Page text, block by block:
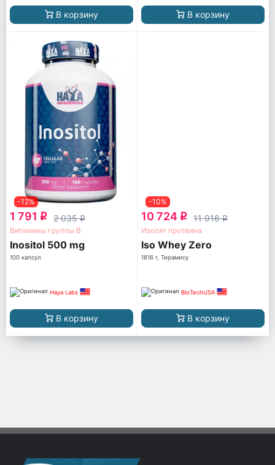
В корзину В корзину
-12%
1 791 q 2 035q
Витамины группы B
Inositol 500 mg
100 капсул
Haya Labs
В корзину
-10%
10 724 q 11 916q
Изолят протеина
Iso Whey Zero
1816 г, Тирамису
BioTechUSA
В корзину